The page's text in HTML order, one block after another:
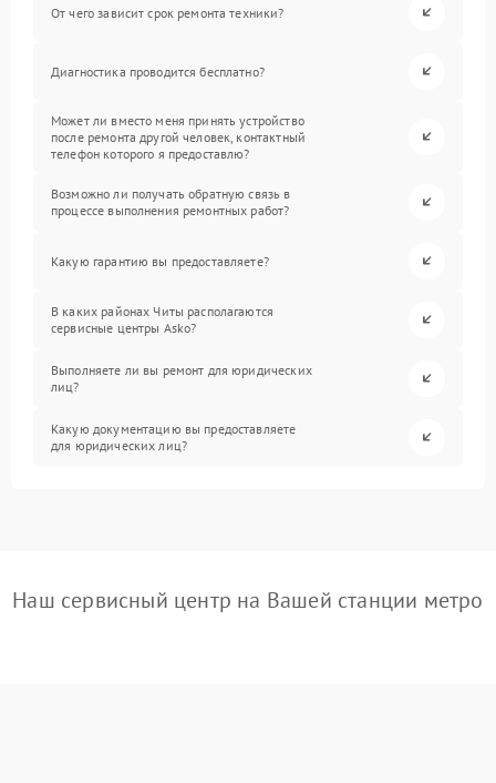
От чего зависит срок ремонта техники?
Диагностика проводится бесплатно?
Может ли вместо меня принять устройство
после ремонта другой человек, контактный
телефон которого я предоставлю?
Возможно ли получать обратную связь в
процессе выполнения ремонтных работ?
Какую гарантию вы предоставляете?
В каких районах Читы располагаются
сервисные центры Asko?
Выполняете ли вы ремонт для юридических
лиц?
Какую документацию вы предоставляете
для юридических лиц?
Наш сервисный центр на Вашей станции метро